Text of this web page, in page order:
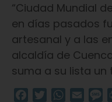
“Ciudad Mundial
en días pasados
artesanal y a las
alcaldía de
suma a su lista
Facebook
Twitter Email